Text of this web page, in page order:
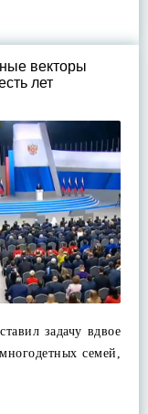
векторы
лет
задачу вдвое
семей,